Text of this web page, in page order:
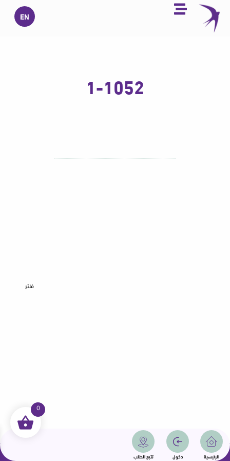
تخطي
المحتوى
EN
الرئيسية دخول تتبع الطلب
1-1052
فلتر
جميع الحقوق محفوظة | سمامة 2025 | دولة قطر
0